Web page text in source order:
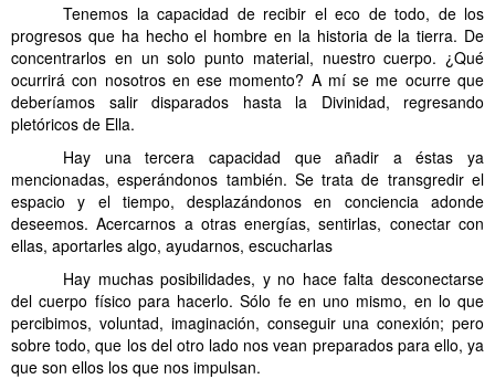
Tenemos la capacidad de recibir el eco de todo, de los
progresos que ha hecho el hombre en la historia de la tierra. De
concentrarlos en un solo punto material, nuestro cuerpo. ¿Qué
ocurrirá con nosotros en ese momento? A mí se me ocurre que
deberíamos salir disparados hasta la Divinidad, regresando
pletóricos de Ella.
Hay una tercera capacidad que añadir a éstas ya
mencionadas, esperándonos también. Se trata de transgredir el
espacio y el tiempo, desplazándonos en conciencia adonde
deseemos. Acercarnos a otras energías, sentirlas, conectar con
ellas, aportarles algo, ayudarnos, escucharlas
Hay muchas posibilidades, y no hace falta desconectarse
del cuerpo físico para hacerlo. Sólo fe en uno mismo, en lo que
percibimos, voluntad, imaginación, conseguir una conexión; pero
sobre todo, que los del otro lado nos vean preparados para ello, ya
que son ellos los que nos impulsan.